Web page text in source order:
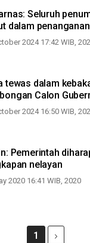
Seluruh
dalam
2024 17:42 WIB,
tewas dalam
Calon
2024 16:50 WIB,
Pemerintah
nelayan
2020 16:41 WIB, 2020
1